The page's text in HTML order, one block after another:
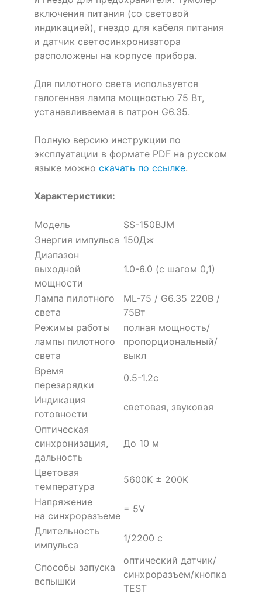
включения питания (со световой
индикацией), гнездо для кабеля питания
и датчик светосинхронизатора
расположены на корпусе прибора.
Для пилотного света используется
галогенная лампа мощностью 75 Вт,
устанавливаемая в патрон G6.35.
Полную версию инструкции по
эксплуатации в формате PDF на русском
языке можно скачать по ссылке.
Характеристики:
Модель
SS-150BJM
Энергия импульса 150Дж
Диапазон
выходной
мощности
1.0-6.0 (с шагом 0,1)
Лампа пилотного
света
ML-75 / G6.35 220В /
75Вт
Режимы работы
лампы пилотного
света
полная мощность/
пропорциональный/
выкл
Время
перезарядки
0.5-1.2с
Индикация
готовности
световая, звуковая
Оптическая
синхронизация,
дальность
До 10 м
Цветовая
температура
5600K ± 200K
Напряжение
на синхроразъеме
= 5V
Длительность
импульса
1/2200 c
Способы запуска
вспышки
оптический датчик/
синхроразъем/кнопка
TEST